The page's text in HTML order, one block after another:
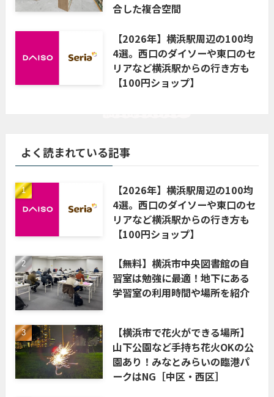
合した複合空間
【2026年】横浜駅周辺の100均
4選。西口のダイソーや東口のセ
リアなど横浜駅からの行き方も
【100円ショップ】
よく読まれている記事
【2026年】横浜駅周辺の100均
4選。西口のダイソーや東口のセ
リアなど横浜駅からの行き方も
【100円ショップ】
【無料】横浜市中央図書館の自
習室は勉強に最適！地下にある
学習室の利用時間や場所を紹介
【横浜市で花火ができる場所】
山下公園など手持ち花火OKの公
園あり！みなとみらいの臨港パ
ークはNG［中区・西区］